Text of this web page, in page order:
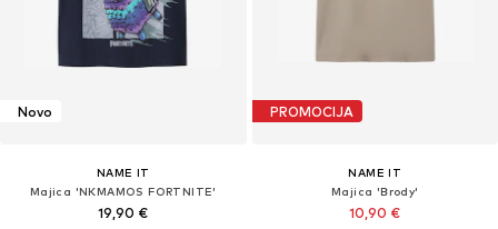
Novo
NAME IT
Majica 'NKMAMOS FORTNITE'
19,90 €
PROMOCIJA
NAME IT
Majica 'Brody'
10,90 €